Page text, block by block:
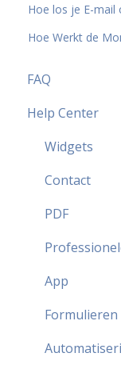
Hoe los je E-
Hoe Werkt de
FAQ
Prijzen FAQ
Meest
Security FAQ
Partner FAQ
Help Center
Widgets
Contact
PDF
App
Formulieren